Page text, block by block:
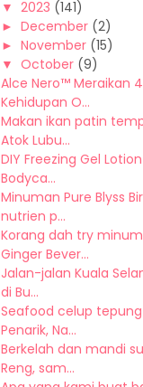
▼ 2023 (141)
► December (2)
► November (15)
▼ October (9)
Alce Nero™ Meraikan
Kehidupan O...
Makan ikan patin
Atok Lubu...
DIY Freezing Gel
Bodyca...
Minuman Pure Blyss
nutrien p...
Korang dah try
Ginger Bever...
Jalan-jalan Kuala
di Bu...
Seafood celup
Penarik, Na...
Berkelah dan mandi
Reng, sam...